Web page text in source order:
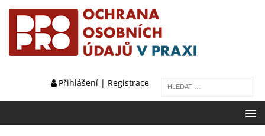
Přihlášení | Registrace